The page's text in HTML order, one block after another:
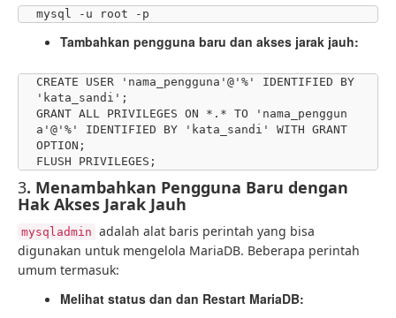
mysql -u root -p
Tambahkan pengguna baru dan akses jarak jauh:
CREATE USER 'nama_pengguna'@'%' IDENTIFIED BY
'kata_sandi';
GRANT ALL PRIVILEGES ON *.* TO 'nama_penggun
a'@'%' IDENTIFIED BY 'kata_sandi' WITH GRANT
OPTION;
FLUSH PRIVILEGES;
3. Menambahkan Pengguna Baru dengan
Hak Akses Jarak Jauh
mysqladmin adalah alat baris perintah yang bisa
digunakan untuk mengelola MariaDB. Beberapa perintah
umum termasuk:
Melihat status dan dan Restart MariaDB: